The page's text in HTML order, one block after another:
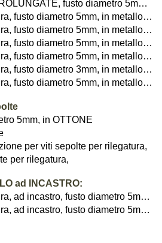
Prolunghe e TESTE PROLUNGATE, fusto diametro 5mm, OTTONATE
Viti sepolte per rilegatura, fusto diametro 5mm, in metallo, RAMATO
Viti sepolte per rilegatura, fusto diametro 5mm, in metallo, NERO
Viti sepolte per rilegatura, fusto diametro 5mm, in metallo, BIANCO
Viti sepolte per rilegatura, fusto diametro 5mm, in metallo, OTTONE
Viti sepolte per rilegatura, fusto diametro 3mm, in metallo, OTTONE MIGNON
Viti sepolte per rilegatura, fusto diametro 5mm, in metallo, ACCIAIO INOX
5mm, in OTTONE
per viti sepolte per rilegatura,
per rilegatura,
ad INCASTRO:
Viti sepolte per rilegatura, ad incastro, fusto diametro 5mm, in metallo, NICHELATO
Viti sepolte per rilegatura, ad incastro, fusto diametro 5mm, in metallo, OTTONATO